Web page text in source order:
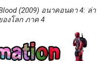
(2009) อนาคอนดา 4: ล่า
งโลก ภาค 4